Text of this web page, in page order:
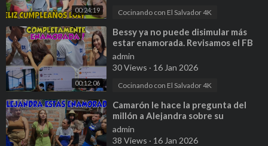
00:24:19 Cocinando con El Salvador 4K
00:12:06
⁣Bessy ya no puede disimular más
estar enamorada. Revisamos el FB
de la Mona y esto encontramos. P 8
admin
30 Views · 16 Jan 2026
Cocinando con El Salvador 4K
⁣Camarón le hace la pregunta del
millón a Alejandra sobre su
enamoramiento y esto contesto. P
15
admin
38 Views · 16 Jan 2026